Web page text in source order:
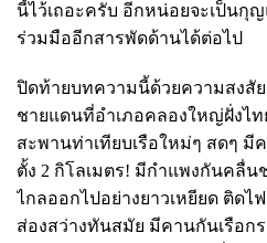
นี้ไว้เถอะครับ อีกหน่อยจะเป็นกุ
ร่วมมืออีกสารพัดด้านได้ต่อไป
ปิดท้ายบทความนี้ด้วยความสงสัย
ชายแดนที่อำเภอคลองใหญ่ฝั่งไท
สะพานท่าเทียบเรือใหม่ๆ สดๆ มี
ตั้ง 2 กิโลเมตร! มีกำแพงกันคลื่
ไกลออกไปอย่างยาวเหยียด ติดไ
ส่องสว่างทันสมัย มีคานกันเรือก